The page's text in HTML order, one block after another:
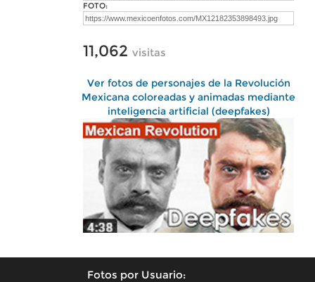
FOTO:
11,062 visitas
Ver fotos de personajes de la Revolución
Mexicana coloreadas y animadas mediante
inteligencia artificial (deepfakes)
Fotos por Usuario: